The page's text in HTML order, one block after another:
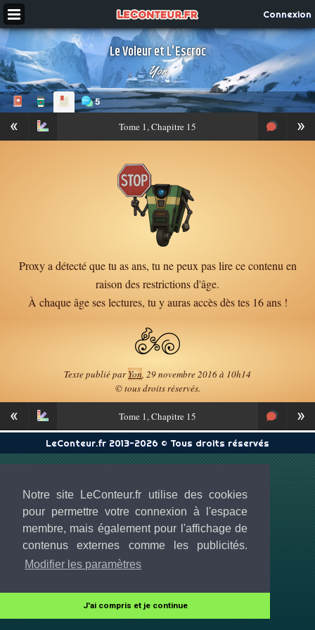
Notre site LeConteur.fr utilise des cookies
pour permettre votre connexion à l'espace
membre, mais également pour l'affichage de
contenus externes comme les publicités.
Modifier les paramètres
J'ai compris et je continue
Connexion
Le Voleur et L'Escroc
Yon
5
« »
Tome 1, Chapitre 15
Proxy a détecté que tu as ans, tu ne peux pas lire ce contenu en
raison des restrictions d'âge.
À chaque âge ses lectures, tu y auras accès dès tes 16 ans !
Texte publié parYon, 29 novembre 2016 à 10h14
© tous droits réservés.
« »
Tome 1, Chapitre 15
LeConteur.fr 2013-2026 © Tous droits réservés